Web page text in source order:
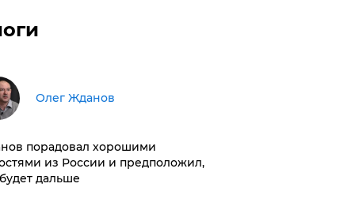
Олег Жданов
порадовал хорошими
из России и предположил,
дальше